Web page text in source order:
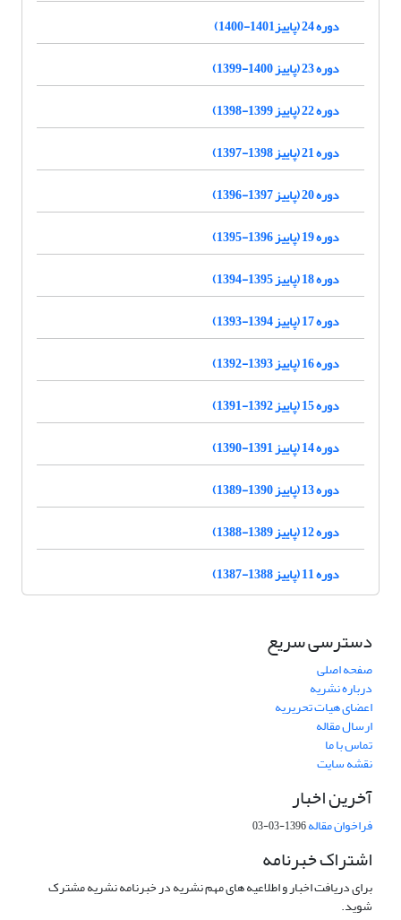
دوره 24 (پاییز1401-1400)
دوره 23 (پاییز 1400-1399)
دوره 22 (پاییز 1399-1398)
دوره 21 (پاییز 1398-1397)
دوره 20 (پاییز 1397-1396)
دوره 19 (پاییز 1396-1395)
دوره 18 (پاییز 1395-1394)
دوره 17 (پاییز 1394-1393)
دوره 16 (پاییز 1393-1392)
دوره 15 (پاییز 1392-1391)
دوره 14 (پاییز 1391-1390)
دوره 13 (پاییز 1390-1389)
دوره 12 (پاییز 1389-1388)
دوره 11 (پاییز 1388-1387)
دسترسی سریع
صفحه اصلی
درباره نشریه
اعضای هیات تحریریه
ارسال مقاله
تماس با ما
نقشه سایت
آخرین اخبار
فراخوان مقاله1396-03-03
اشتراک خبرنامه
برای دریافت اخبار و اطلاعیه های مهم نشریه در خبرنامه نشریه مشترک
شوید.